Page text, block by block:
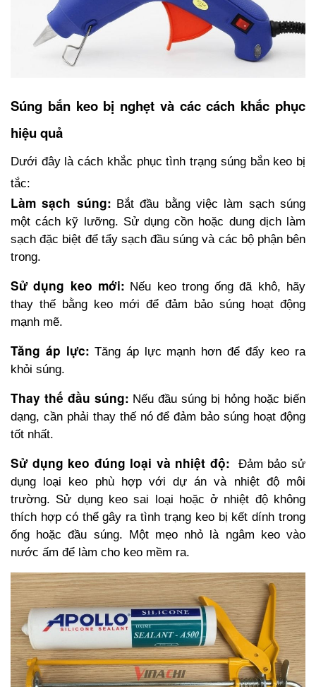
Súng bắn keo bị nghẹt và các cách khắc phục
hiệu quả
Dưới đây là cách khắc phục tình trạng súng bắn keo bị
tắc:
Làm sạch súng: Bắt đầu bằng việc làm sạch súng
một cách kỹ lưỡng. Sử dụng cồn hoặc dung dịch làm
sạch đặc biệt để tẩy sạch đầu súng và các bộ phận bên
trong.
Sử dụng keo mới: Nếu keo trong ống đã khô, hãy
thay thế bằng keo mới để đảm bảo súng hoạt động
mạnh mẽ.
Tăng áp lực: Tăng áp lực mạnh hơn để đẩy keo ra
khỏi súng.
Thay thế đầu súng: Nếu đầu súng bị hỏng hoặc biến
dạng, cần phải thay thế nó để đảm bảo súng hoạt động
tốt nhất.
Sử dụng keo đúng loại và nhiệt độ:
Đảm bảo sử
dụng loại keo phù hợp với dự án và nhiệt độ môi
trường. Sử dụng keo sai loại hoặc ở nhiệt độ không
thích hợp có thể gây ra tình trạng keo bị kết dính trong
ống hoặc đầu súng. Một mẹo nhỏ là ngâm keo vào
nước ấm để làm cho keo mềm ra.